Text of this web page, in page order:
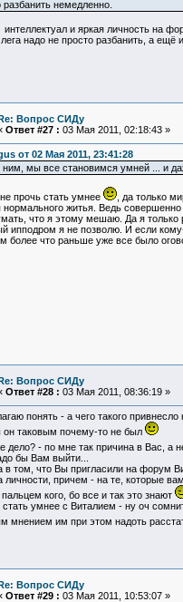
немедленно.
и яркая личность на
надо не просто разбанить, а
Вопрос СИДу
Ответ #27 : 03 Мая 2011, 02:18:43 »
от 02 Мая 2011, 23:41:28
мы все становимся умней ... и
прочь стать умнее
, да только
нормального житья. Ведь
что я этому мешаю. Да я только
ипподром я не позволю. И если
более что раньше уже все было
Вопрос СИДу
Ответ #28 : 03 Мая 2011, 08:36:19 »
понять - а чего такого
он таковым почему-то не был
дело? - по мне так причина в Вас, а
бы Вам выйти...
в том, что Вы пригласили на форум
личности, причем - на те, которые
кого, бо все и так это знают
стать умнее с Виталием - ну оч
мнением им при этом надоть
Вопрос СИДу
Ответ #29 : 03 Мая 2011, 10:53:07 »